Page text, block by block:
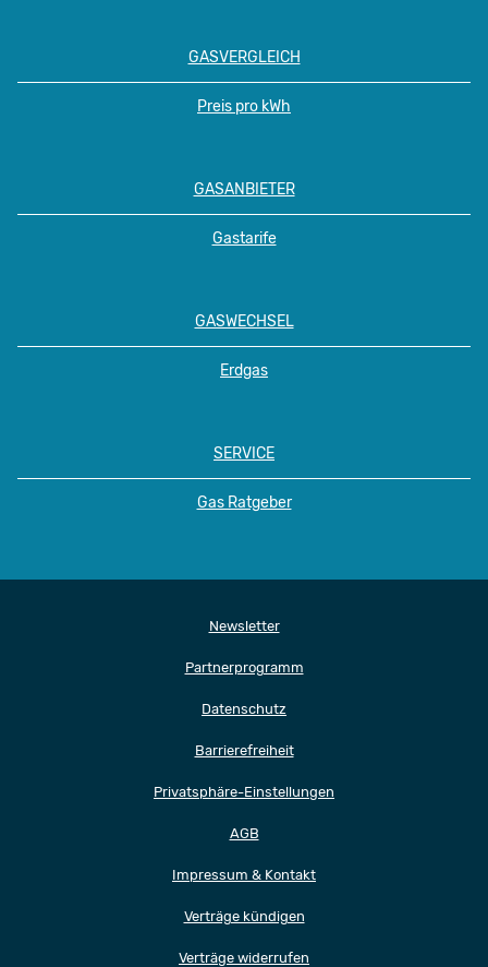
GASVERGLEICH
Preis pro kWh
GASANBIETER
Gastarife
GASWECHSEL
Erdgas
SERVICE
Gas Ratgeber
Newsletter
Partnerprogramm
Datenschutz
Barrierefreiheit
Privatsphäre-Einstellungen
AGB
Impressum & Kontakt
Verträge kündigen
Verträge widerrufen